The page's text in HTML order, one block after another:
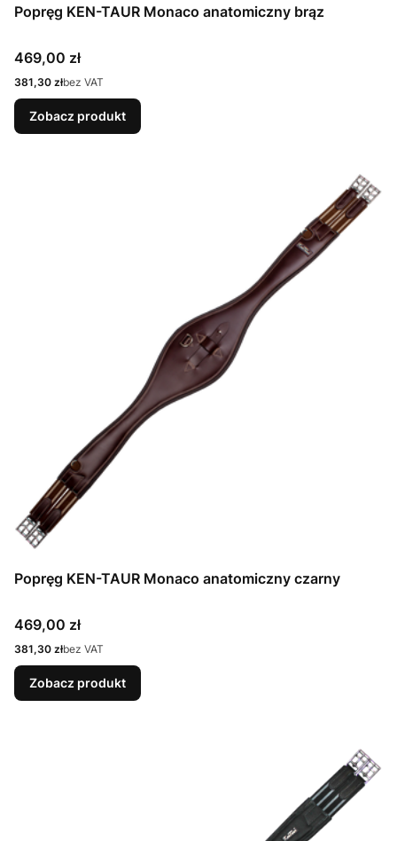
Popręg KEN-TAUR Monaco anatomiczny brąz
Cena
469,00 zł
Cena
381,30 złbez VAT
Zobacz produkt
Popręg KEN-TAUR Monaco anatomiczny czarny
Cena
469,00 zł
Cena
381,30 złbez VAT
Zobacz produkt